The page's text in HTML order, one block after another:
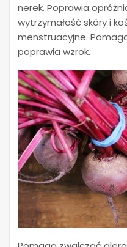
nerek. Poprawia
wytrzymałość skóry i
menstruacyjne.
poprawia wzrok.